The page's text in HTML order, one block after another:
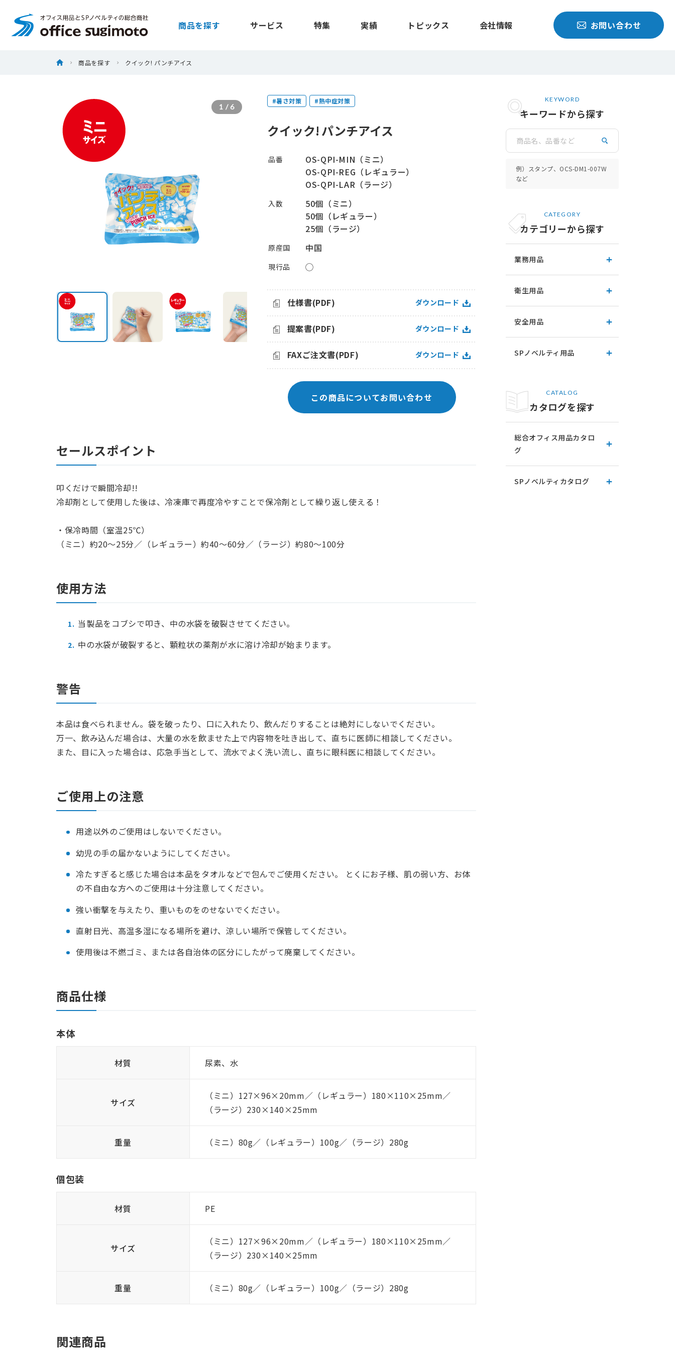
株式会社オフィススギモト 商品を探す サービス 特集 実績 トピックス 会社情報 お問い合わせ
ホーム
商品を探す クイック! パンチアイス
クイック! パンチアイス
#暑さ対策 #熱中症対策
1 / 6
品番
OS-QPI-MIN（ミニ）
OS-QPI-REG（レギュラー）
OS-QPI-LAR（ラージ）
入数
50個（ミニ）
50個（レギュラー）
25個（ラージ）
原産国 中国
現行品 ◯
仕様書(PDF) ダウンロード
提案書(PDF) ダウンロード
FAXご注文書(PDF) ダウンロード
この商品についてお問い合わせ
セールスポイント
叩くだけで瞬間冷却!!
冷却剤として使用した後は、冷凍庫で再度冷やすことで保冷剤として繰り返し使える！
・保冷時間（室温25℃）
（ミニ）約20〜25分／（レギュラー）約40〜60分／（ラージ）約80〜100分
使用方法
当製品をコブシで叩き、中の水袋を破裂させてください。
中の水袋が破裂すると、顆粒状の薬剤が水に溶け冷却が始まります。
警告
本品は食べられません。袋を破ったり、口に入れたり、飲んだりすることは絶対にしないでください。
万一、飲み込んだ場合は、大量の水を飲ませた上で内容物を吐き出して、直ちに医師に相談してください。
また、目に入った場合は、応急手当として、流水でよく洗い流し、直ちに眼科医に相談してください。
ご使用上の注意
用途以外のご使用はしないでください。
幼児の手の届かないようにしてください。
冷たすぎると感じた場合は本品をタオルなどで包んでご使用ください。 とくにお子様、肌の弱い方、お体
の不自由な方へのご使用は十分注意してください。
強い衝撃を与えたり、重いものをのせないでください。
直射日光、高温多湿になる場所を避け、涼しい場所で保管してください。
使用後は不燃ゴミ、または各自治体の区分にしたがって廃棄してください。
商品仕様
本体
材質 尿素、水
サイズ
（ミニ）127×96×20mm／（レギュラー）180×110×25mm／
（ラージ）230×140×25mm
重量 （ミニ）80g／（レギュラー）100g／（ラージ）280g
個包装
材質 PE
サイズ
（ミニ）127×96×20mm／（レギュラー）180×110×25mm／
（ラージ）230×140×25mm
重量 （ミニ）80g／（レギュラー）100g／（ラージ）280g
関連商品
キーワードから探す
KEYWORD
検索
例）スタンプ、OCS-DM1-007W
など
カテゴリーから探す
CATEGORY
業務用品
衛生用品
安全用品
SPノベルティ用品
カタログを探す
CATALOG
総合オフィス用品カタロ
グ
SPノベルティカタログ